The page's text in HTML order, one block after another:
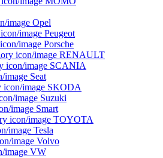
Opel
Peugeot
Porsche
RENAULT
SCANIA
Seat
SKODA
Suzuki
Smart
TOYOTA
Tesla
Volvo
VW